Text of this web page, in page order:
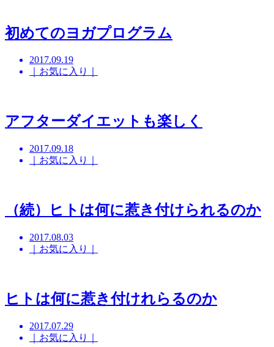
初めてのヨガプログラム
2017.09.19
｜お気に入り｜
アフターダイエットも楽しく
2017.09.18
｜お気に入り｜
（続）ヒトは何に惹き付けられるのか
2017.08.03
｜お気に入り｜
ヒトは何に惹き付けれらるのか
2017.07.29
｜お気に入り｜